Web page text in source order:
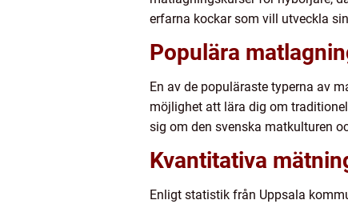
erfarna kockar som vill utveckla
Populära
En av de populäraste typerna av
möjlighet att lära dig om
sig om den svenska matkulturen
Kvantitativa
Enligt statistik från Uppsala